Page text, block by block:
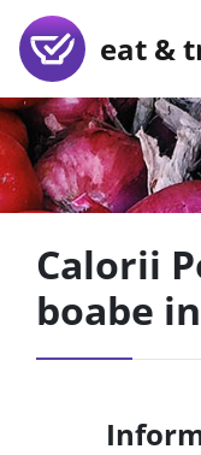
eat &
Calorii
boabe